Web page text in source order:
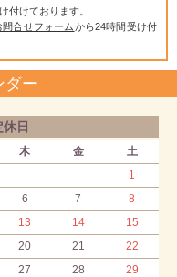
付けております。
問合せフォームから24時間受け付
ダー
日
木 金
土
1
6 7
8
13 14
15
20 21
22
27 28
29